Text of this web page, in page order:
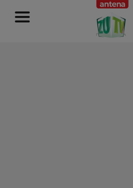
RECLAMĂ